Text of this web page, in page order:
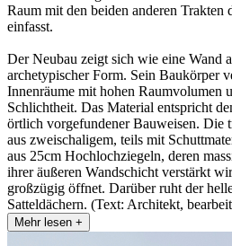
Raum mit den beiden anderen Trakten
einfasst.
Der Neubau zeigt sich wie eine Wand
archetypischer Form. Sein Baukörper
Innenräume mit hohen Raumvolumen
Schlichtheit. Das Material entspricht
örtlich vorgefundener Bauweisen. Die
aus zweischaligem, teils mit
aus 25cm Hochlochziegeln, deren
ihrer äußeren Wandschicht verstärkt
großzügig öffnet. Darüber ruht der
Satteldächern. (Text: Architekt,
Mehr lesen +